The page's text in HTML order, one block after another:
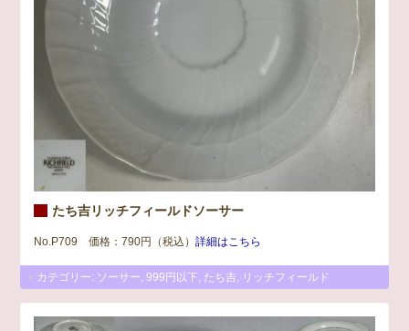
たち吉リッチフィールドソーサー
No.P709 価格：790円（税込）詳細はこちら
カテゴリー: ソーサー ,999円以下 たち吉 リッチフィールド